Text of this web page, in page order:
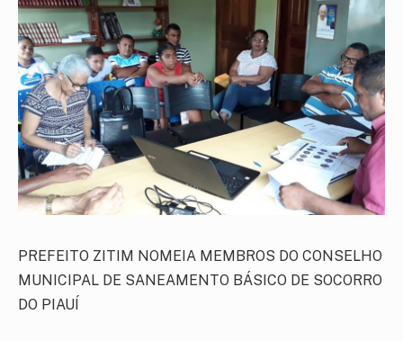
PREFEITO ZITIM NOMEIA MEMBROS DO CONSELHO
MUNICIPAL DE SANEAMENTO BÁSICO DE SOCORRO
DO PIAUÍ